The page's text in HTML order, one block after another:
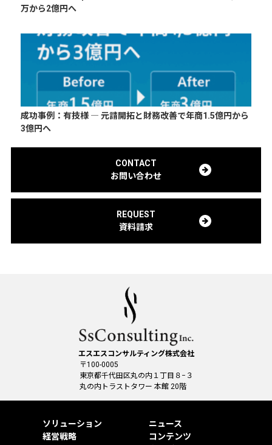
万から2億円へ
成功事例：有技様 ― 元請開拓と財務改善で年商1.5億円から
3億円へ
CONTACT
お問い合わせ
REQUEST
資料請求
エスエスコンサルティング株式会社
〒100-0005
東京都千代田区丸の内１丁目８−３
丸の内トラストタワー 本館 20階
ソリューション
経営戦略
ニュース
コンテンツ